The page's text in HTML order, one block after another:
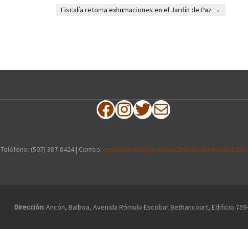
Fiscalía retoma exhumaciones en el Jardín de Paz →
Facebook
Instagram
Twitter
Correo electrónico
Teléfono: (507) 387-8424 | Correo:
Dirección:Ancón, Balboa, Avenida Rómulo Escobar Bethancourt, Edificio